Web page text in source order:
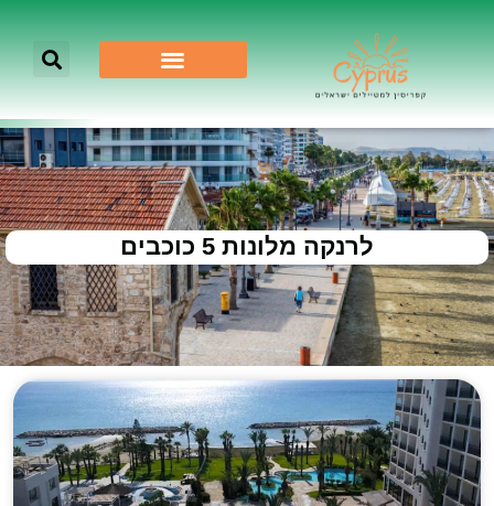
לרנקה מלונות 5 כוכבים